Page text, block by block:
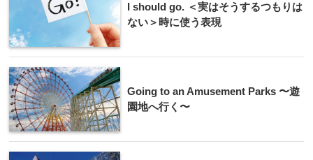
I should go. ＜実はそうするつもりは
ない＞時に使う表現
Going to an Amusement Parks 〜遊
園地へ行く〜